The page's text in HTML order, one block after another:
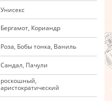
Унисекс
Бергамот, Кориандр
Роза, Бобы тонка, Ваниль
Сандал, Пачули
роскошный,
аристократический